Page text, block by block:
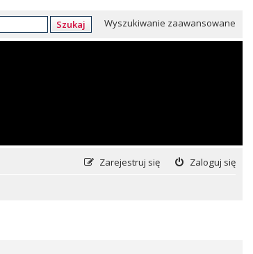
Szukaj Wyszukiwanie zaawansowane
Zaloguj się
Zarejestruj się